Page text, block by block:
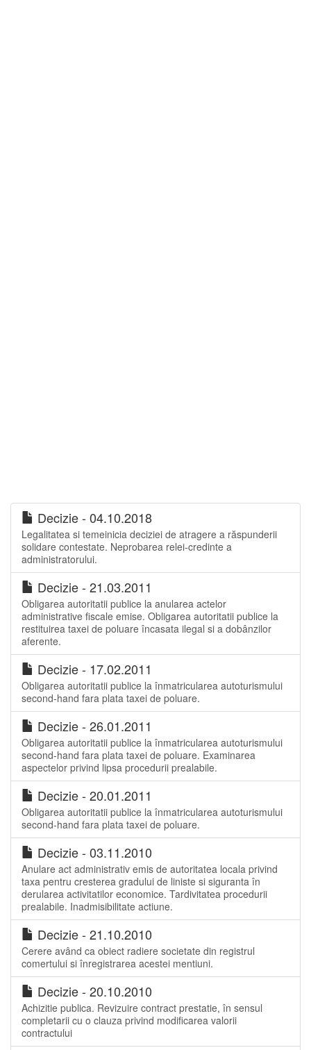
Decizie - 04.10.2018
Legalitatea si temeinicia deciziei de atragere a răspunderii
solidare contestate. Neprobarea relei-credinte a
administratorului.
Decizie - 21.03.2011
Obligarea autoritatii publice la anularea actelor
administrative fiscale emise. Obligarea autoritatii publice la
restituirea taxei de poluare încasata ilegal si a dobânzilor
aferente.
Decizie - 17.02.2011
Obligarea autoritatii publice la înmatricularea autoturismului
second-hand fara plata taxei de poluare.
Decizie - 26.01.2011
Obligarea autoritatii publice la înmatricularea autoturismului
second-hand fara plata taxei de poluare. Examinarea
aspectelor privind lipsa procedurii prealabile.
Decizie - 20.01.2011
Obligarea autoritatii publice la înmatricularea autoturismului
second-hand fara plata taxei de poluare.
Decizie - 03.11.2010
Anulare act administrativ emis de autoritatea locala privind
taxa pentru cresterea gradului de liniste si siguranta în
derularea activitatilor economice. Tardivitatea procedurii
prealabile. Inadmisibilitate actiune.
Decizie - 21.10.2010
Cerere având ca obiect radiere societate din registrul
comertului si înregistrarea acestei mentiuni.
Decizie - 20.10.2010
Achizitie publica. Revizuire contract prestatie, în sensul
completarii cu o clauza privind modificarea valorii
contractului